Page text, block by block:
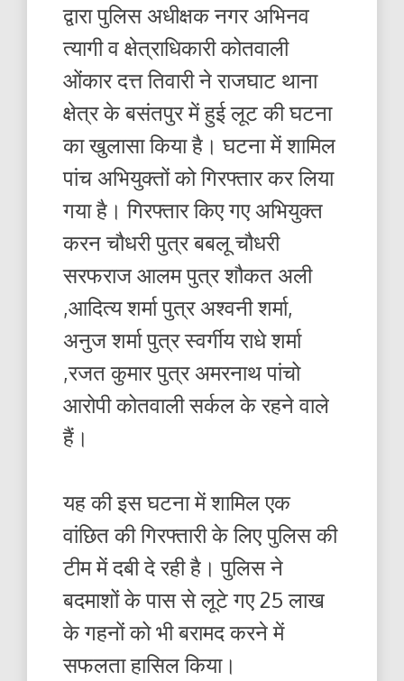
द्वारा पुलिस अधीक्षक नगर अभिनव
त्यागी व क्षेत्राधिकारी कोतवाली
ओंकार दत्त तिवारी ने राजघाट थाना
क्षेत्र के बसंतपुर में हुई लूट की घटना
का खुलासा किया है। घटना में शामिल
पांच अभियुक्तों को गिरफ्तार कर लिया
गया है। गिरफ्तार किए गए अभियुक्त
करन चौधरी पुत्र बबलू चौधरी
सरफराज आलम पुत्र शौकत अली
,आदित्य शर्मा पुत्र अश्वनी शर्मा,
अनुज शर्मा पुत्र स्वर्गीय राधे शर्मा
,रजत कुमार पुत्र अमरनाथ पांचो
आरोपी कोतवाली सर्कल के रहने वाले
हैं।
यह की इस घटना में शामिल एक
वांछित की गिरफ्तारी के लिए पुलिस की
टीम में दबी दे रही है। पुलिस ने
बदमाशों के पास से लूटे गए 25 लाख
के गहनों को भी बरामद करने में
सफलता हासिल किया।